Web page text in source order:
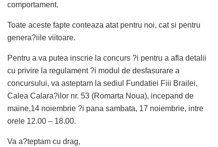
comportament.
Toate aceste fapte conteaza atat pentru noi, cat si pentru
genera?iile viitoare.
Pentru a va putea inscrie la concurs ?i pentru a afla detalii
cu privire la regulament ?i modul de desfasurare a
concursului, va asteptam la sediul Fundatiei Fiii Brailei,
Calea Calara?ilor nr. 53 (Romarta Noua), incepand de
maine,14 noiembrie ?i pana sambata, 17 noiembrie, intre
orele 12.00 – 18.00.
Va a?teptam cu drag,